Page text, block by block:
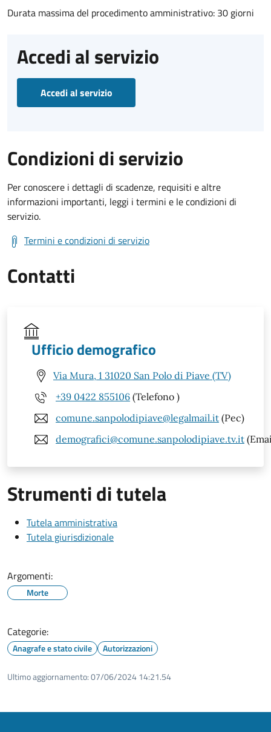
Durata massima del procedimento amministrativo: 30 giorni
Accedi al servizio
Accedi al servizio
Condizioni di servizio
Per conoscere i dettagli di scadenze, requisiti e altre
informazioni importanti, leggi i termini e le condizioni di
servizio.
Termini e condizioni di servizio
Contatti
Ufficio demografico
Via Mura, 1 31020 San Polo di Piave (TV)
+39 0422 855106 (Telefono )
comune.sanpolodipiave@legalmail.it (Pec)
demografici@comune.sanpolodipiave.tv.it
Strumenti di tutela
Tutela amministrativa
Tutela giurisdizionale
Argomenti:
Morte
Categorie:
Anagrafe e stato civile Autorizzazioni
Ultimo aggiornamento:07/06/2024 14:21.54